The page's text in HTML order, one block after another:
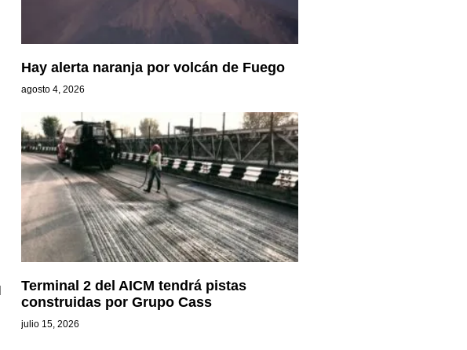
Hay alerta naranja por volcán de Fuego
agosto 4, 2026
Terminal 2 del AICM tendrá pistas
construidas por Grupo Cass
julio 15, 2026